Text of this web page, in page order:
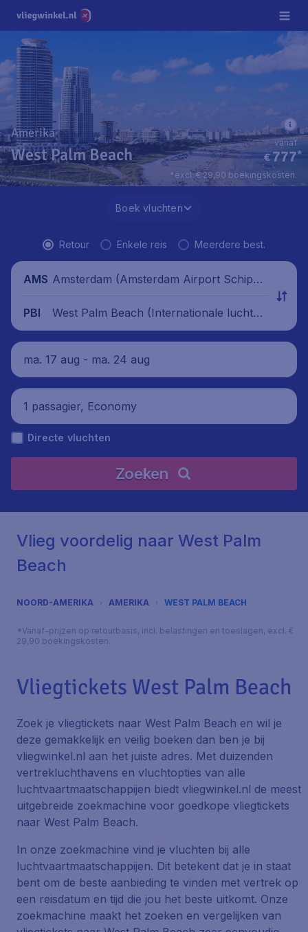
Amerika
West Palm Beach €777*
vanaf
*excl. € 29,90 boekingskosten.
Boek vluchten
Retour Enkele reis Meerdere best.
AMS Amsterdam (Amsterdam Airport Schipho
PBI
West Palm Beach (Internationale luchtha
ven Palm Beach), Verenigde Staten
ma. 17 aug - ma. 24 aug
1 passagier, Economy
Directe vluchten
Zoeken
Vlieg voordelig naar West Palm
Beach
NOORD-AMERIKA AMERIKA WEST PALM BEACH
*Vanaf-prijzen op retourbasis, incl. belastingen en toeslagen, excl. €
29,90 boekingskosten.
Vliegtickets West Palm Beach
Zoek je vliegtickets naar West Palm Beach en wil je
deze gemakkelijk en veilig boeken dan ben je bij
vliegwinkel.nl aan het juiste adres. Met duizenden
vertrekluchthavens en vluchtopties van alle
luchtvaartmaatschappijen biedt vliegwinkel.nl de meest
uitgebreide zoekmachine voor goedkope vliegtickets
naar West Palm Beach.
In onze zoekmachine vind je vluchten bij alle
luchtvaartmaatschappijen. Dit betekent dat je in staat
bent om de beste aanbieding te vinden met vertrek op
een reisdatum en tijd die jou het beste uitkomt. Onze
zoekmachine maakt het zoeken en vergelijken van